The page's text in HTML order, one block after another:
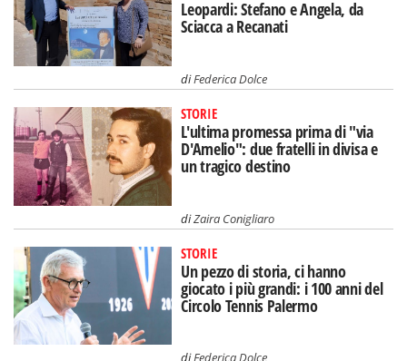
Leopardi: Stefano e Angela, da
Sciacca a Recanati
diFederica Dolce
STORIE
L'ultima promessa prima di "via
D'Amelio": due fratelli in divisa e
un tragico destino
diZaira Conigliaro
STORIE
Un pezzo di storia, ci hanno
giocato i più grandi: i 100 anni del
Circolo Tennis Palermo
diFederica Dolce